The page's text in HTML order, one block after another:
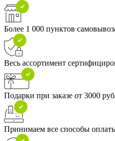
Более 1 000 пунктов
Весь ассортимент
Подарки при заказе от 3000
Принимаем все способы